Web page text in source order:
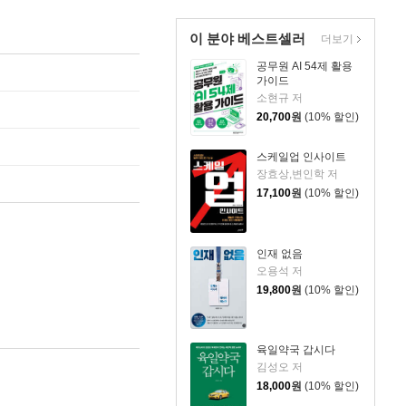
이 분야 베스트셀러
공무원 AI 54제 활용
가이드
소현규 저
20,700원 (10% 할인)
스케일업 인사이트
장효상,변인학 저
17,100원 (10% 할인)
인재 없음
오용석 저
19,800원 (10% 할인)
육일약국 갑시다
김성오 저
18,000원 (10% 할인)
더보기